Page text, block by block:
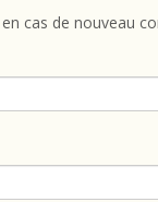
cas de nouveau